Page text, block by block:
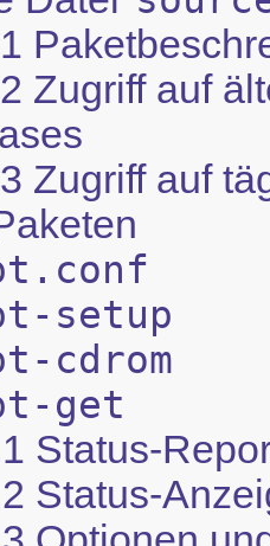
Zugriff auf
Zugriff auf
setup
cdrom
get
Status-
Status-